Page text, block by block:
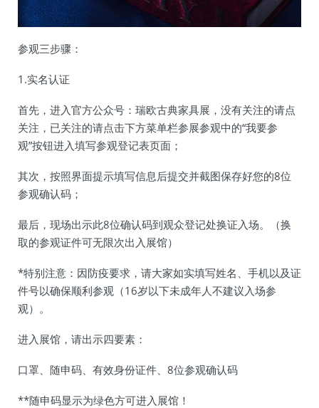
参观三步骤：
1.实名认证
首先，进入官方公众号：瑞欧古典家具展，没有关注的请点
关注，已关注的请点击下方菜单栏参展参观中的“我要参
观”按钮进入填写参观登记表页面；
其次，按照界面提示填写信息后提交并截图保存好您的8位
参观确认码；
最后，现场出示此8位确认码到观众登记处换证入场。（换
取的参观证件可无限次出入展馆）
*特别注意：因防疫要求，请大家如实填写姓名、手机以及证
件号以确保顺利参观（16岁以下未成年人不建议入场参
观）。
进入展馆，请出示四要素：
口罩、随申码、有效身份证件、8位参观确认码
**随申码显示为绿色方可进入展馆！